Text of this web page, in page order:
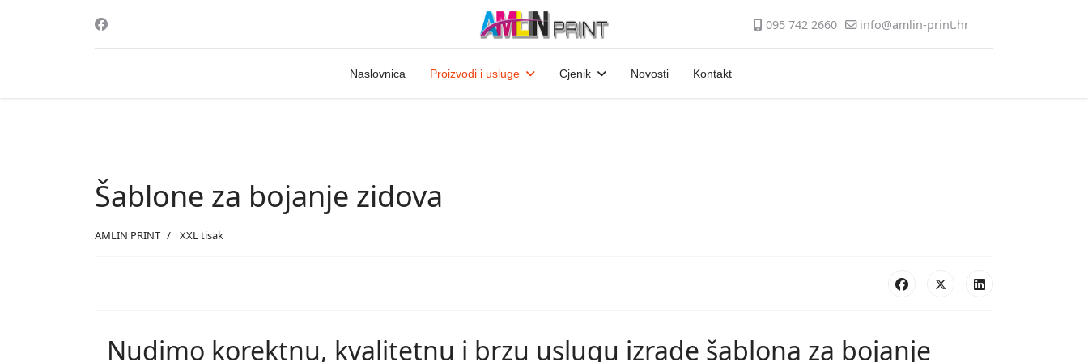
095 742 2660 info@amlin-print.hr
Naslovnica Proizvodi i usluge Cjenik Novosti Kontakt
Šablone za bojanje zidova
AMLIN PRINT XXL tisak
Nudimo korektnu, kvalitetnu i brzu uslugu izrade šablona za bojanje